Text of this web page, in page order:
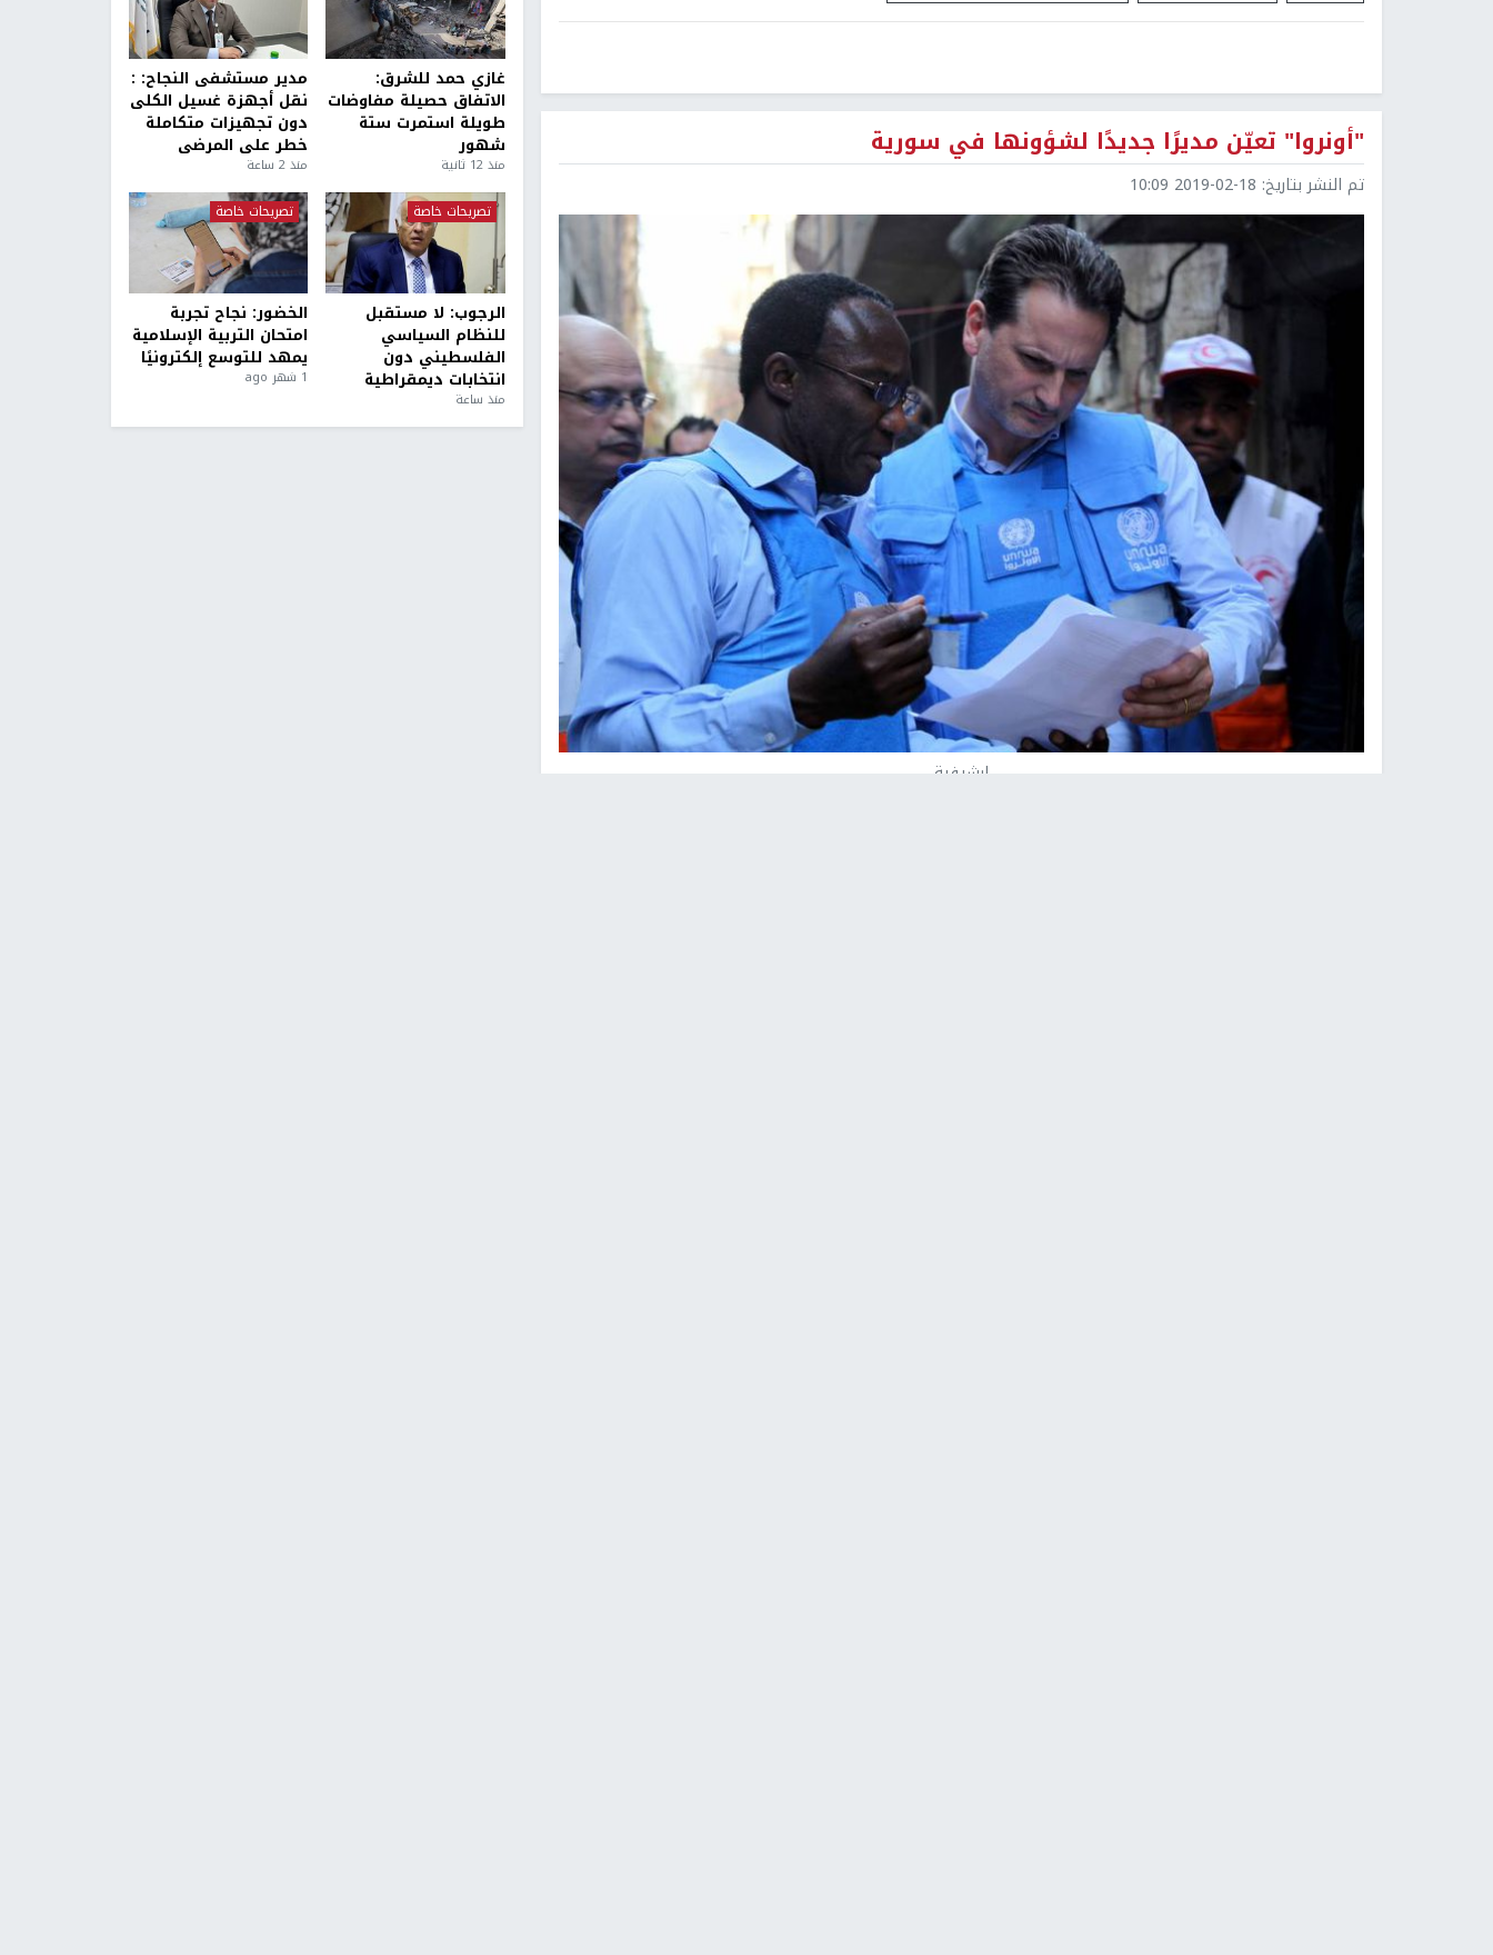
"أونروا" تعيّن مديرًا جديدًا لشؤونها في سورية
تم النشر بتاريخ: 2019-02-18 10:09
ارشيفية
غازي حمد للشرق:
الاتفاق حصيلة مفاوضات
طويلة استمرت ستة
شهور
منذ 12 ثانية
مدير مستشفى النجاح: :
نقل أجهزة غسيل الكلى
دون تجهيزات متكاملة
خطر على المرضى
منذ 2 ساعة
تصريحات خاصة
الرجوب: لا مستقبل
للنظام السياسي
الفلسطيني دون
انتخابات ديمقراطية
منذ ساعة
تصريحات خاصة
الخضور: نجاح تجربة
امتحان التربية الإسلامية
يمهد للتوسع إلكترونيًا
1 شهر ago